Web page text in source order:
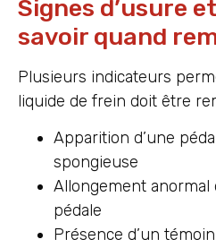
Signes d’usure
savoir quand
Plusieurs indicateurs
liquide de frein doit être
Apparition d’une
spongieuse
Allongement anormal
pédale
Présence d’un